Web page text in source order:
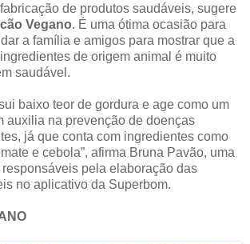
de produtos saudáveis, sugere
Vegano. É uma ótima ocasião para
a família e amigos para mostrar que a
de origem animal é muito
saudável.
baixo teor de gordura e age como um
auxilia na prevenção de doenças
já que conta com ingredientes como
e cebola”, afirma Bruna Pavão, uma
pela elaboração das
no aplicativo da Superbom.